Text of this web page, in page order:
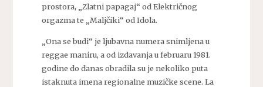
prostora, „Zlatni papagaj“ od Električnog
orgazma te „Maljčiki“ od Idola.
„Ona se budi“ je ljubavna numera snimljena u
reggae maniru, a od izdavanja u februaru 1981.
godine do danas obradila su je nekoliko puta
istaknuta imena regionalne muzičke scene. La